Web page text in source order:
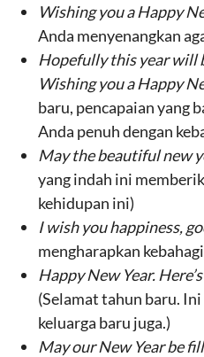
Wishing you a Happy
Anda menyenangkan
Hopefully this year will
Wishing you a Happy
baru, pencapaian yang
Anda penuh dengan
May the beautiful new
yang indah ini
kehidupan ini)
I wish you happiness,
mengharapkan
Happy New Year.
(Selamat tahun baru.
keluarga baru juga.)
May our New Year be